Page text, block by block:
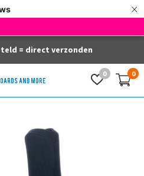
×
0 0
= direct verzonden